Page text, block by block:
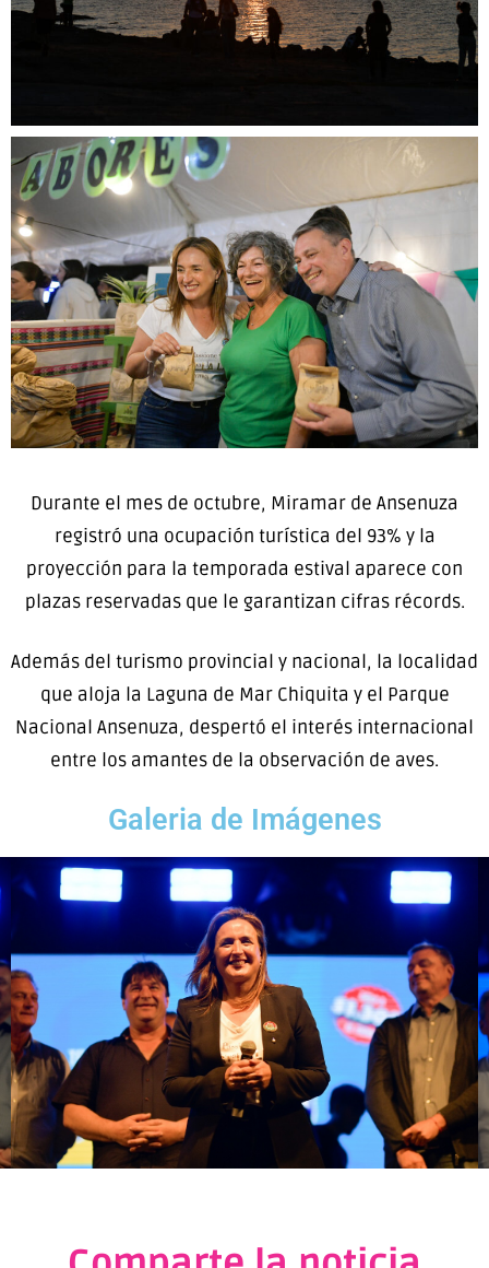
Durante el mes de octubre, Miramar de Ansenuza
registró una ocupación turística del 93% y la
proyección para la temporada estival aparece con
plazas reservadas que le garantizan cifras récords.
Además del turismo provincial y nacional, la localidad
que aloja la Laguna de Mar Chiquita y el Parque
Nacional Ansenuza, despertó el interés internacional
entre los amantes de la observación de aves.
Galeria de Imágenes